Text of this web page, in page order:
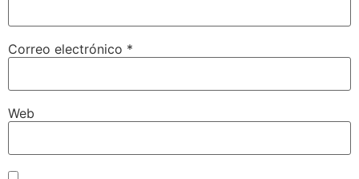
Correo electrónico *
Web